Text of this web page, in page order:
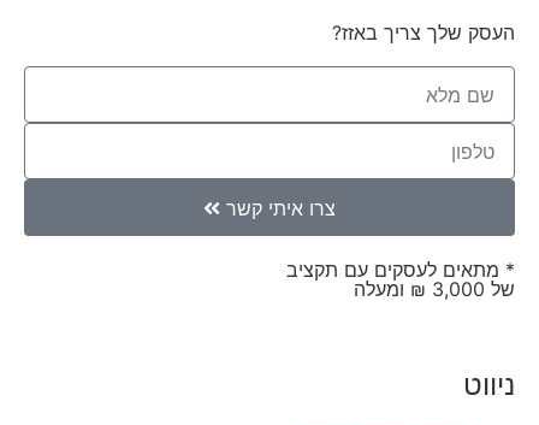
העסק שלך צריך באזז?
צרו איתי קשר
* מתאים לעסקים עם תקציב
של 3,000 ₪ ומעלה
ניווט